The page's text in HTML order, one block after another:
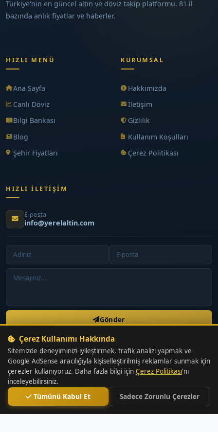
Türkiye'nin en güncel altın ve döviz takip platformu. 81 il
bazında anlık fiyatlar ve haberler.
HIZLI MENÜ
Ana Sayfa
Canlı Döviz
Bilgi Bankası
Blog
Şehir Fiyatları
KURUMSAL
Hakkımızda
İletişim
Gizlilik
Kullanım Koşulları
Çerez Politikası
HIZLI İLETIŞIM
E-posta
info@yerelaltin.com
Gönder
Sitedeki bilgiler yatırım tavsiyesi değildir. Yatırım kararlarınızdan
doğacak kar veya zarar tamamen size aittir.
2026 Yerel Altın. Tüm hakları saklıdır.
Çerez Kullanımı Hakkında
Sitemizde deneyiminizi iyileştirmek, trafik analizi yapmak ve
Google AdSense aracılığıyla kişiselleştirilmiş reklamlar sunmak için
çerezler kullanıyoruz. Daha fazla bilgi için Çerez Politikası'nı
inceleyebilirsiniz.
Tümünü Kabul Et Sadece Zorunlu Çerezler